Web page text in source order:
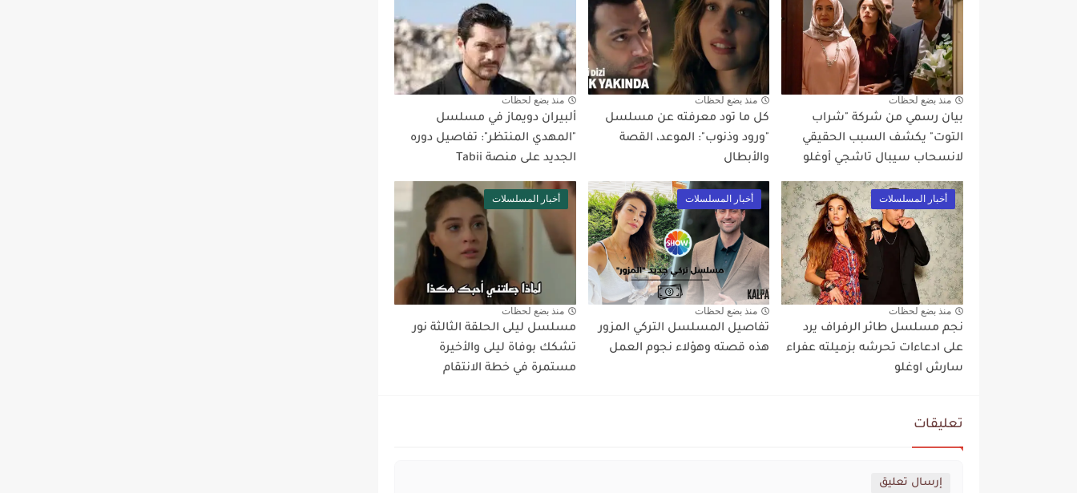
منذ بضع لحظات
بيان رسمي من شركة "شراب
التوت" يكشف السبب الحقيقي
لانسحاب سيبال تاشجي أوغلو
منذ بضع لحظات
كل ما تود معرفته عن مسلسل
"ورود وذنوب": الموعد، القصة
والأبطال
منذ بضع لحظات
ألبيران دويماز في مسلسل
"المهدي المنتظر": تفاصيل دوره
الجديد على منصة Tabii
أخبار المسلسلات
منذ بضع لحظات
نجم مسلسل طائر الرفراف يرد
على ادعاءات تحرشه بزميلته عفراء
سارش اوغلو
أخبار المسلسلات
منذ بضع لحظات
تفاصيل المسلسل التركي المزور
هذه قصته وهؤلاء نجوم العمل
أخبار المسلسلات
منذ بضع لحظات
مسلسل ليلى الحلقة الثالثة نور
تشكك بوفاة ليلى والأخيرة
مستمرة في خطة الانتقام
تعليقات
إرسال تعليق